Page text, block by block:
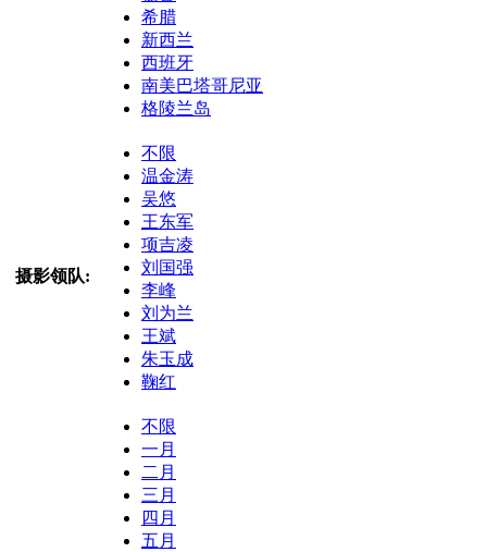
希腊
新西兰
西班牙
南美巴塔哥尼亚
格陵兰岛
摄影领队:
不限
温金涛
吴悠
王东军
项吉凌
刘国强
李峰
刘为兰
王斌
朱玉成
鞠红
不限
一月
二月
三月
四月
五月